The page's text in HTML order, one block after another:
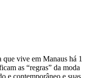
vive em Manaus há 1
as “regras” da moda
e contemporâneo e suas